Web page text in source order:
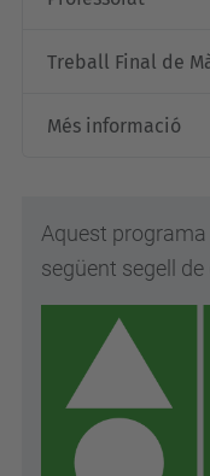
Treball Final de
Més informació
Aquest
següent segell